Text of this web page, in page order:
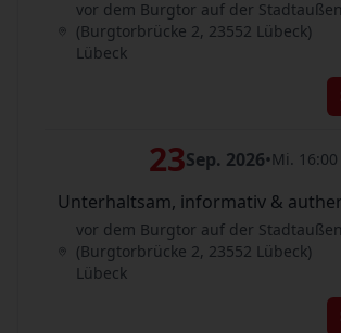
vor dem Burgtor auf der
(Burgtorbrücke 2, 23552 Lübeck)
Lübeck
23Sep. 2026•Mi. 16:00
Unterhaltsam, informativ &
vor dem Burgtor auf der
(Burgtorbrücke 2, 23552 Lübeck)
Lübeck